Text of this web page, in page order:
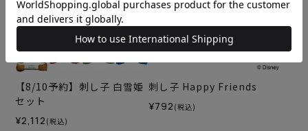
【8/10予約】刺し子 白雪姫
セット
¥2,112 (税込)
刺し子 Happy Friends
¥792 (税込)